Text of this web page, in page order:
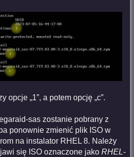
opcje „1”, a potem opcję „c”.
sas zostanie pobrany z
ponownie zmienić plik ISO w
na instalator RHEL 8. Należy
się ISO oznaczone jako RHEL-